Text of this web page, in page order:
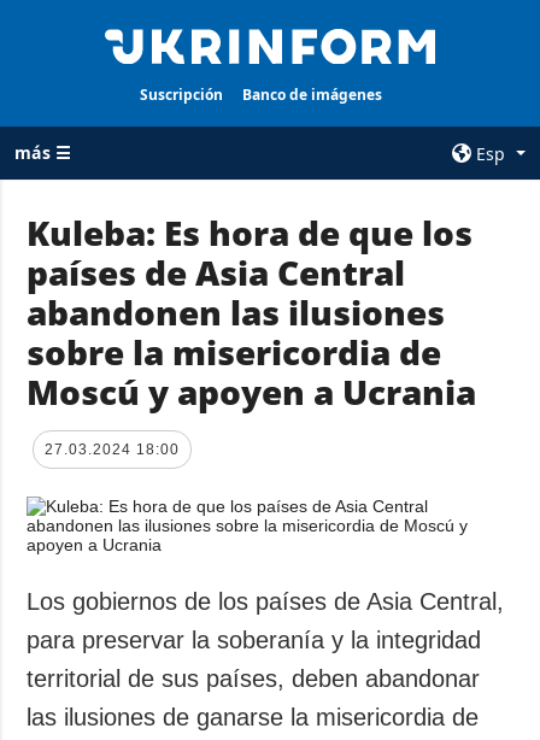
Suscripción Banco de imágenes
más ☰
Esp
TODAS LAS
CATEGORÍAS
Guerra
Reconstrucción
de Ucrania
Política
Economía
Defensa
Sociedad y
Deportes
Crimen
Desastres y
emergencias
AGENCIA
sobre la agencia
contacto
condiciones de
suscripción
privacidad y
protección de
Kuleba: Es hora de que los
países de Asia Central
abandonen las ilusiones
sobre la misericordia de
Moscú y apoyen a Ucrania
27.03.2024 18:00
Los gobiernos de los países de Asia Central,
para preservar la soberanía y la integridad
territorial de sus países, deben abandonar
las ilusiones de ganarse la misericordia de